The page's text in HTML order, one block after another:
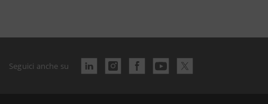
Seguici anche su